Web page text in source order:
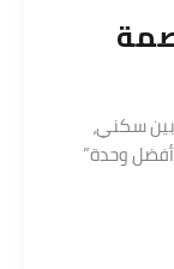
تتنوع مشروعات العاصمة الإدارية في 2026 بين سكني،
وحدة”